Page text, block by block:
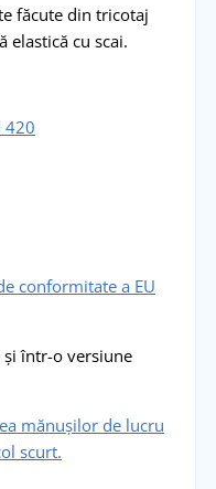
făcute din tricotaj
elastică cu scai.
420
conformitate a EU
într-o versiune
mănușilor de lucru
scurt.